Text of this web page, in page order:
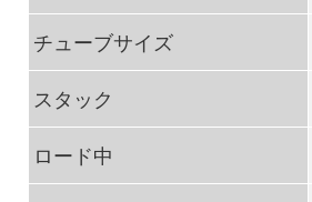
チューブサイズ
スタック
ロード中